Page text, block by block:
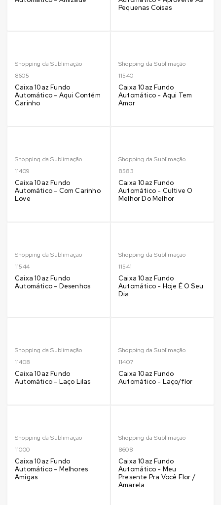
Pequenas Coisas
Shopping da Sublimação
8605
Caixa 10az Fundo
Automático - Aqui Contém
Carinho
Shopping da Sublimação
11540
Caixa 10az Fundo
Automático - Aqui Tem
Amor
Shopping da Sublimação
11409
Caixa 10az Fundo
Automático - Com Carinho
Love
Shopping da Sublimação
8583
Caixa 10az Fundo
Automático - Cultive O
Melhor Do Melhor
Shopping da Sublimação
11544
Caixa 10az Fundo
Automático - Desenhos
Shopping da Sublimação
11541
Caixa 10az Fundo
Automático - Hoje É O Seu
Dia
Shopping da Sublimação
11408
Caixa 10az Fundo
Automático - Laço Lilas
Shopping da Sublimação
11407
Caixa 10az Fundo
Automático - Laço/flor
Shopping da Sublimação
11000
Caixa 10az Fundo
Automático - Melhores
Amigas
Shopping da Sublimação
8608
Caixa 10az Fundo
Automático - Meu
Presente Pra Você Flor /
Amarela